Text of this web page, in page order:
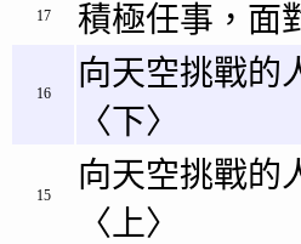
17 積極任事，面
16
向天空挑戰的
〈下〉
15
向天空挑戰的
〈上〉